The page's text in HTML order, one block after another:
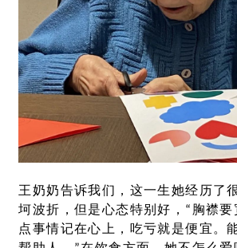
王奶奶告诉我们，这一生她经历了
坷波折，但是心态特别好，“胸襟要
点事情记在心上，吃亏就是便宜。